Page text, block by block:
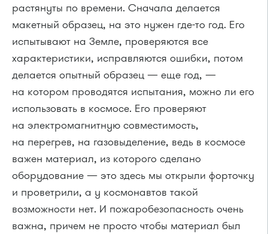
растянуты по времени. Сначала делается
макетный образец, на это нужен где-то год. Его
испытывают на Земле, проверяются все
характеристики, исправляются ошибки, потом
делается опытный образец — еще год, —
на котором проводятся испытания, можно ли его
использовать в космосе. Его проверяют
на электромагнитную совместимость,
на перегрев, на газовыделение, ведь в космосе
важен материал, из которого сделано
оборудование — это здесь мы открыли форточку
и проветрили, а у космонавтов такой
возможности нет. И пожаробезопасность очень
важна, причем не просто чтобы материал был